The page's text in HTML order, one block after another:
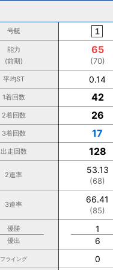
号艇
能力
(前期)
65
(70)
平均ST 0.14
1着回数 42
2着回数 26
3着回数 17
出走回数 128
2連率 53.13
(68)
3連率 66.41
(85)
優勝
優出
1
6
フライング 0